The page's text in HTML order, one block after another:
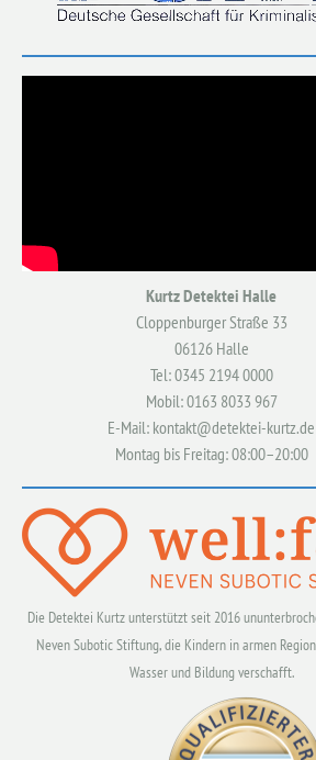
Kurtz Detektei Halle
Cloppenburger Straße 33
06126 Halle
Tel: 0345 2194 0000
Mobil: 0163 8033 967
E-Mail: kontakt@detektei-kurtz.de
Montag bis Freitag: 08:00–20:00
Die Detektei Kurtz unterstützt seit 2016
Neven Subotic Stiftung, die Kindern in armen
Wasser und Bildung verschafft.